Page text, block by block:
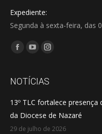
Expediente:
Segunda à sexta-feira, das
Encontre-nos em:
Facebook
opens
new
window
YouTube
opens
new
window
Instagram
opens
new
window
NOTÍCIAS
13º TLC fortalece
da Diocese de Nazaré
29 de julho de 2026